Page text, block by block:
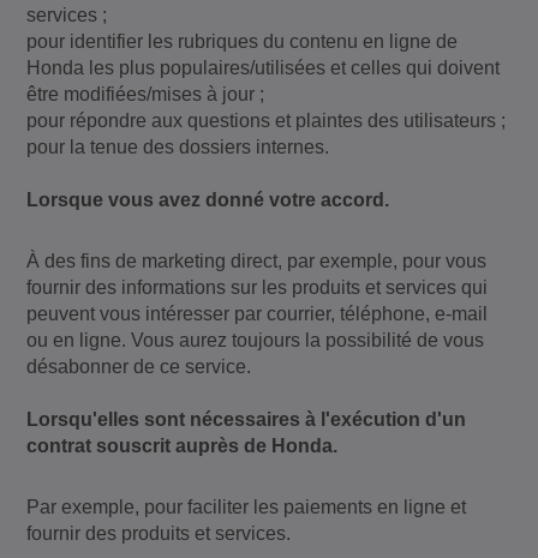
services ;
pour identifier les rubriques du contenu en ligne de
Honda les plus populaires/utilisées et celles qui doivent
être modifiées/mises à jour ;
pour répondre aux questions et plaintes des utilisateurs ;
pour la tenue des dossiers internes.
Lorsque vous avez donné votre accord.
À des fins de marketing direct, par exemple, pour vous
fournir des informations sur les produits et services qui
peuvent vous intéresser par courrier, téléphone, e-mail
ou en ligne. Vous aurez toujours la possibilité de vous
désabonner de ce service.
Lorsqu'elles sont nécessaires à l'exécution d'un
contrat souscrit auprès de Honda.
Par exemple, pour faciliter les paiements en ligne et
fournir des produits et services.